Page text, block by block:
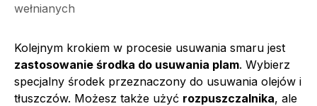
wełnianych
Kolejnym krokiem w procesie usuwania smaru jest
zastosowanie środka do usuwania plam. Wybierz
specjalny środek przeznaczony do usuwania olejów i
tłuszczów. Możesz także użyć rozpuszczalnika, ale